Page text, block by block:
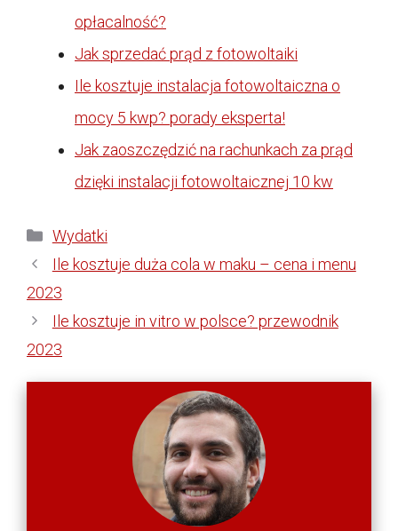
opłacalność?
Jak sprzedać prąd z fotowoltaiki
Ile kosztuje instalacja fotowoltaiczna o
mocy 5 kwp? porady eksperta!
Jak zaoszczędzić na rachunkach za prąd
dzięki instalacji fotowoltaicznej 10 kw
Kategorie
Wydatki
Ile kosztuje duża cola w maku – cena i menu
2023
Ile kosztuje in vitro w polsce? przewodnik
2023